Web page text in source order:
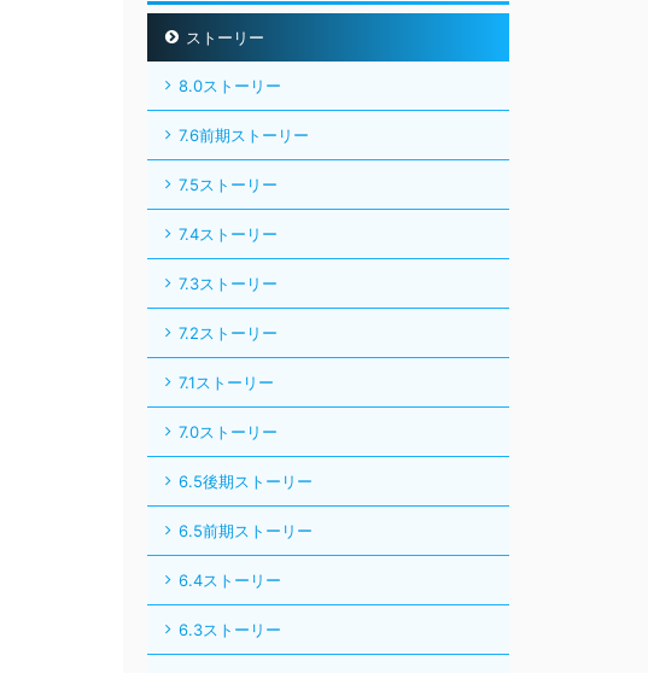
7.5ストーリー
7.4ストーリー
7.3ストーリー
7.2ストーリー
7.1ストーリー
7.0ストーリー
6.5後期ストーリー
6.5前期ストーリー
6.4ストーリー
6.3ストーリー
6.2ストーリー
6.1ストーリー
6.0ストーリー
サブクエスト